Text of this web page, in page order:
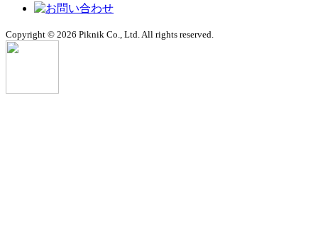
Copyright © 2026 Piknik Co., Ltd. All rights reserved.